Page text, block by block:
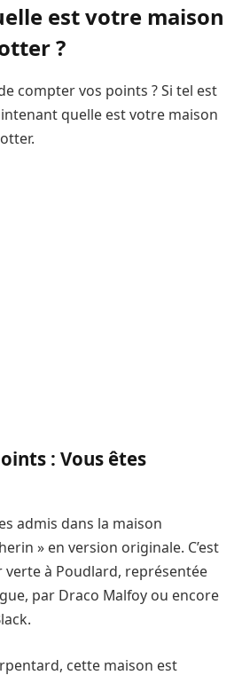
est votre maison
?
compter vos points ? Si tel est
quelle est votre maison
: Vous êtes
admis dans la maison
» en version originale. C’est
verte à Poudlard, représentée
par Draco Malfoy ou encore
cette maison est